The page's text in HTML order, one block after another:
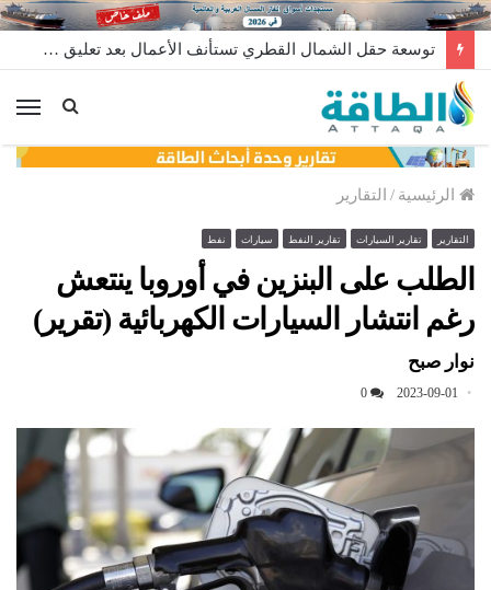
توسعة حقل الشمال القطري تستأنف الأعمال بعد تعليق مؤقت
الرئيسية / التقارير
التقارير تقارير السيارات تقارير النفط سيارات نفط
الطلب على البنزين في أوروبا ينتعش
رغم انتشار السيارات الكهربائية (تقرير)
نوار صبح
2023-09-01
0